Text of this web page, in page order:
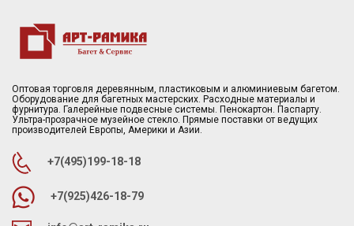
Оптовая торговля деревянным, пластиковым и алюминиевым багетом.
Оборудование для багетных мастерских. Расходные материалы и
фурнитура. Галерейные подвесные системы. Пенокартон. Паспарту.
Ультра-прозрачное музейное стекло. Прямые поставки от ведущих
производителей Европы, Америки и Азии.
+7(495)199-18-18
+7(925)426-18-79